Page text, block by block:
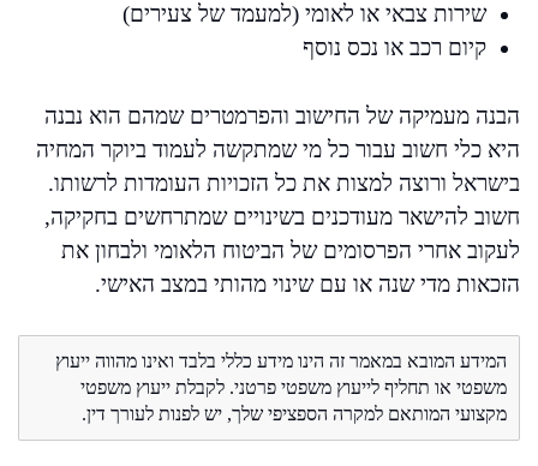
שירות צבאי או לאומי (למעמד של צעירים)
קיום רכב או נכס נוסף
הבנה מעמיקה של החישוב והפרמטרים שמהם הוא נבנה
היא כלי חשוב עבור כל מי שמתקשה לעמוד ביוקר המחיה
בישראל ורוצה למצות את כל הזכויות העומדות לרשותו.
חשוב להישאר מעודכנים בשינויים שמתרחשים בחקיקה,
לעקוב אחרי הפרסומים של הביטוח הלאומי ולבחון את
הזכאות מדי שנה או עם שינוי מהותי במצב האישי.
המידע המובא במאמר זה הינו מידע כללי בלבד ואינו מהווה ייעוץ
משפטי או תחליף לייעוץ משפטי פרטני. לקבלת ייעוץ משפטי
מקצועי המותאם למקרה הספציפי שלך, יש לפנות לעורך דין.